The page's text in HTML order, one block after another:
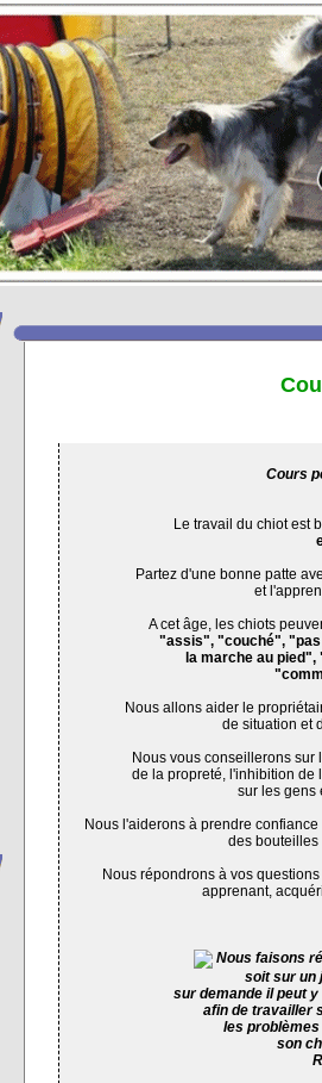
Cours
Le travail du chiot est
Partez d'une bonne patte
et
A cet âge, les chiots
"assis", "couché",
la marche au
Nous allons aider le
de situation et
Nous vous conseillerons
de la propreté, l'inhibition de
sur les gens
Nous l'aiderons à prendre
des bouteilles
Nous répondrons à vos
apprenant,
Nous faisons
soit sur un
sur demande il peut
afin de travailler
les
son